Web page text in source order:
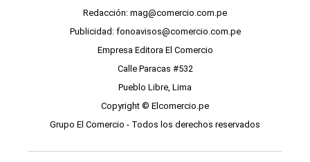
Redacción: mag@comercio.com.pe
Publicidad: fonoavisos@comercio.com.pe
Empresa Editora El Comercio
Calle Paracas #532
Pueblo Libre, Lima
Copyright © Elcomercio.pe
Grupo El Comercio - Todos los derechos reservados